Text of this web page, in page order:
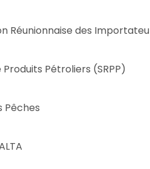
Réunionnaise des
Pétroliers (SRPP)
Pêches